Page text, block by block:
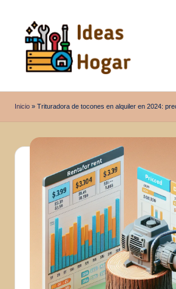
contenido
d
e
a
Inicio » Trituradora de tocones en alquiler en 2024: